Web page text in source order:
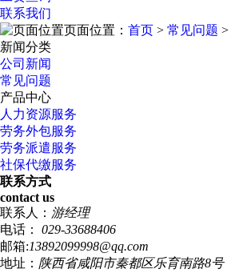
联系我们
页面位置： 首页 > 常见问题 >
新闻分类
公司新闻
常见问题
产品中心
人力资源服务
劳务外包服务
劳务派遣服务
社保代缴服务
联系方式
contact us
联系人： 游经理
电话： 029-33688406
邮箱:13892099998@qq.com
地址： 陕西省咸阳市秦都区乐育南路8号